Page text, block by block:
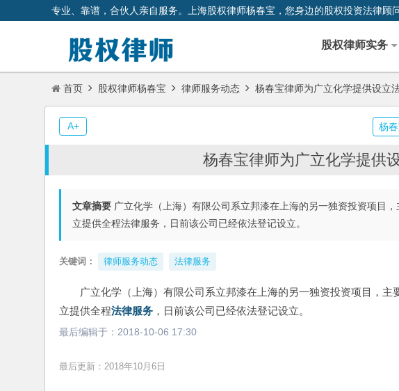
专业、靠谱，合伙人亲自服务。上海股权律师杨春宝，您身边的股权投资法律顾
股权律师实务
首页 股权律师杨春宝 律师服务动态 杨春宝律师为广立化学提供设立
杨春宝律师为广立化学提供
文章摘要 广立化学（上海）有限公司系立邦漆在上海的另一独资投资项目
立提供全程法律服务，日前该公司已经依法登记设立。
关键词： 律师服务动态 法律服务
广立化学（上海）有限公司系立邦漆在上海的另一独资投资项目，
立提供全程法律服务 ，日前该公司已经依法登记设立。
最后编辑于： 2018-10-06 17:30
最后更新：2018年10月6日
杨
A+